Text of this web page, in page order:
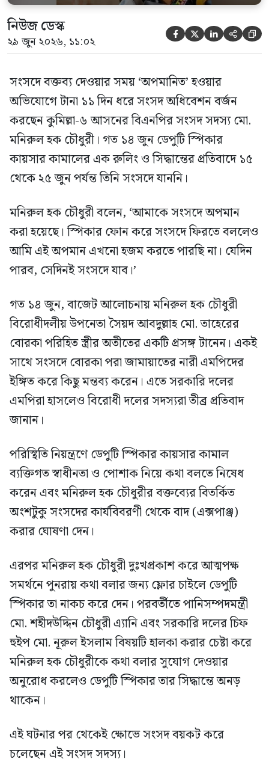
নিউজ ডেস্ক
২৯ জুন ২০২৬, ১১:০২     
সংসদে বক্তব্য দেওয়ার সময় ‘অপমানিত’ হওয়ার
অভিযোগে টানা ১১ দিন ধরে সংসদ অধিবেশন বর্জন
করছেন কুমিল্লা-৬ আসনের বিএনপির সংসদ সদস্য মো.
মনিরুল হক চৌধুরী। গত ১৪ জুন ডেপুটি স্পিকার
কায়সার কামালের এক রুলিং ও সিদ্ধান্তের প্রতিবাদে ১৫
থেকে ২৫ জুন পর্যন্ত তিনি সংসদে যাননি।
মনিরুল হক চৌধুরী বলেন, ‘আমাকে সংসদে অপমান
করা হয়েছে। স্পিকার ফোন করে সংসদে ফিরতে বললেও
আমি এই অপমান এখনো হজম করতে পারছি না। যেদিন
পারব, সেদিনই সংসদে যাব।’
গত ১৪ জুন, বাজেট আলোচনায় মনিরুল হক চৌধুরী
বিরোধীদলীয় উপনেতা সৈয়দ আবদুল্লাহ মো. তাহেরের
বোরকা পরিহিত স্ত্রীর অতীতের একটি প্রসঙ্গ টানেন। একই
সাথে সংসদে বোরকা পরা জামায়াতের নারী এমপিদের
ইঙ্গিত করে কিছু মন্তব্য করেন। এতে সরকারি দলের
এমপিরা হাসলেও বিরোধী দলের সদস্যরা তীব্র প্রতিবাদ
জানান।
পরিস্থিতি নিয়ন্ত্রণে ডেপুটি স্পিকার কায়সার কামাল
ব্যক্তিগত স্বাধীনতা ও পোশাক নিয়ে কথা বলতে নিষেধ
করেন এবং মনিরুল হক চৌধুরীর বক্তব্যের বিতর্কিত
অংশটুকু সংসদের কার্যবিবরণী থেকে বাদ (এক্সপাঞ্জ)
করার ঘোষণা দেন।
এরপর মনিরুল হক চৌধুরী দুঃখপ্রকাশ করে আত্মপক্ষ
সমর্থনে পুনরায় কথা বলার জন্য ফ্লোর চাইলে ডেপুটি
স্পিকার তা নাকচ করে দেন। পরবর্তীতে পানিসম্পদমন্ত্রী
মো. শহীদউদ্দিন চৌধুরী এ্যানি এবং সরকারি দলের চিফ
হুইপ মো. নূরুল ইসলাম বিষয়টি হালকা করার চেষ্টা করে
মনিরুল হক চৌধুরীকে কথা বলার সুযোগ দেওয়ার
অনুরোধ করলেও ডেপুটি স্পিকার তার সিদ্ধান্তে অনড়
থাকেন।
এই ঘটনার পর থেকেই ক্ষোভে সংসদ বয়কট করে
চলেছেন এই সংসদ সদস্য।